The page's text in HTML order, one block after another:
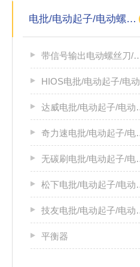
电批/电动起子/电动螺丝刀
带信号输出电动螺丝刀/带信号输出电源
HIOS电批/电动起子/电动螺丝刀
达威电批/电动起子/电动螺丝刀
奇力速电批/电动起子/电动螺丝刀
无碳刷电批/电动起子/电动螺丝刀
松下电批/电动起子/电动螺丝刀
技友电批/电动起子/电动螺丝刀
平衡器